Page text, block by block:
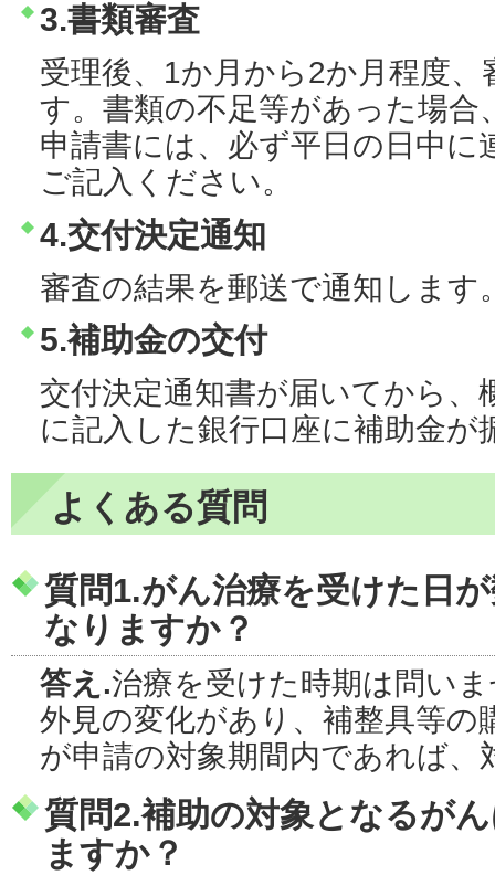
3.書類審査
受理後、1か月から2か月程度
す。書類の不足等があった場合
申請書には、必ず平日の日中に
ご記入ください。
4.交付決定通知
審査の結果を郵送で通知します
5.補助金の交付
交付決定通知書が届いてから、
に記入した銀行口座に補助金が
よくある質問
質問1.がん治療を受けた日
なりますか？
答え.治療を受けた時期は問い
外見の変化があり、補整具等の
が申請の対象期間内であれば、
質問2.補助の対象となるが
ますか？